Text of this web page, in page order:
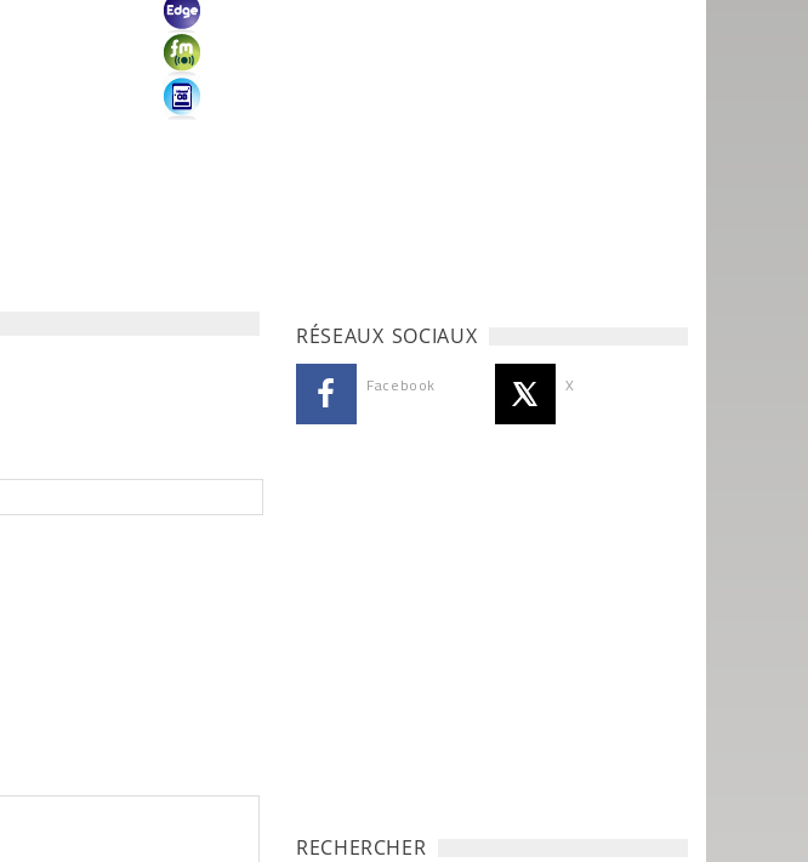
RÉSEAUX SOCIAUX
Facebook X
RECHERCHER